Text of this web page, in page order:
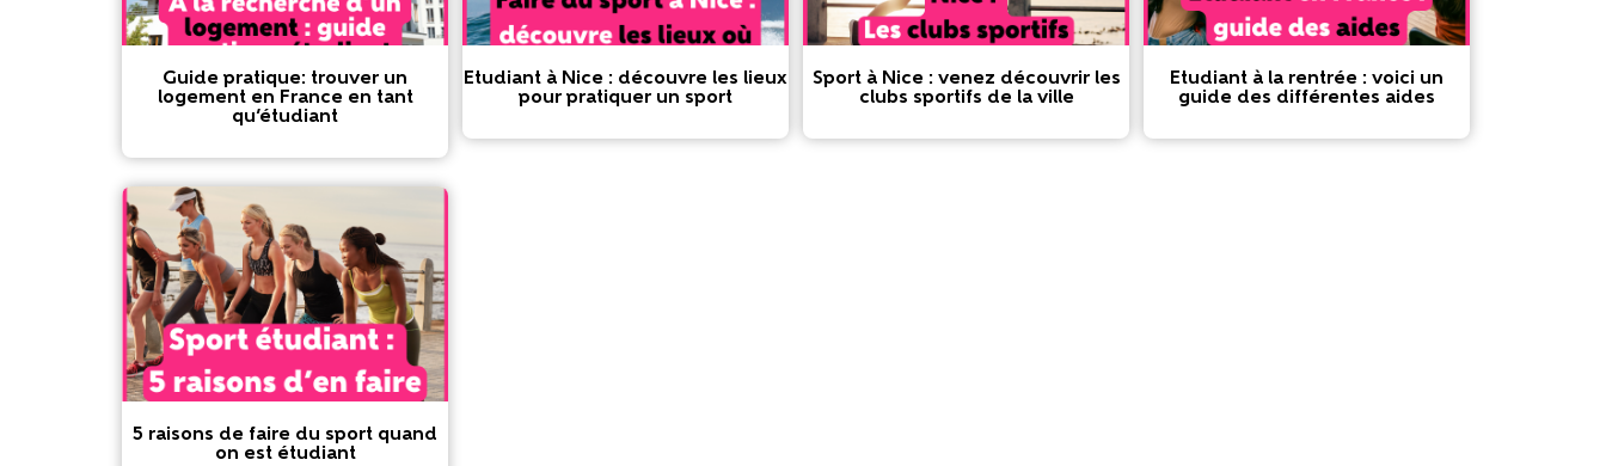
Guide pratique: trouver un
logement en France en tant
qu’étudiant
Etudiant à Nice : découvre les lieux
pour pratiquer un sport
Sport à Nice : venez découvrir les
clubs sportifs de la ville
Etudiant à la rentrée : voici un
guide des différentes aides
5 raisons de faire du sport quand
on est étudiant